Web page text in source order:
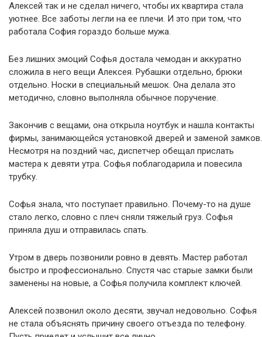
Алексей так и не сделал ничего, чтобы их квартира стала
уютнее. Все заботы легли на ее плечи. И это при том, что
работала София гораздо больше мужа.
Без лишних эмоций Софья достала чемодан и аккуратно
сложила в него вещи Алексея. Рубашки отдельно, брюки
отдельно. Носки в специальный мешок. Она делала это
методично, словно выполняла обычное поручение.
Закончив с вещами, она открыла ноутбук и нашла контакты
фирмы, занимающейся установкой дверей и заменой замков.
Несмотря на поздний час, диспетчер обещал прислать
мастера к девяти утра. Софья поблагодарила и повесила
трубку.
Софья знала, что поступает правильно. Почему-то на душе
стало легко, словно с плеч сняли тяжелый груз. Софья
приняла душ и отправилась спать.
Утром в дверь позвонили ровно в девять. Мастер работал
быстро и профессионально. Спустя час старые замки были
заменены на новые, а Софья получила комплект ключей.
Алексей позвонил около десяти, звучал недовольно. Софья
не стала объяснять причину своего отъезда по телефону.